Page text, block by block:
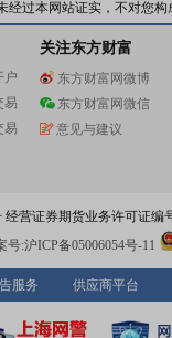
过本网站证实，不对您
户
易
易
关注东方财富
东方财富网微博
东方财富网微信
意见与建议
营证券期货业务许可证编
号:沪ICP备05006054号-11
服务 供应商平台